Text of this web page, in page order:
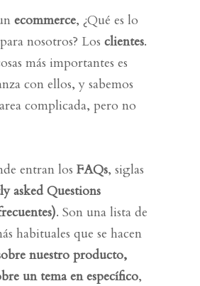
ecommerce, ¿Qué es lo
nosotros? Los clientes.
más importantes es
conellos, y sabemos
complicada, pero no
entran los FAQs, siglas
asked Questions
. Son una lista de
habituales que se hacen
nuestro producto,
un tema en específico,